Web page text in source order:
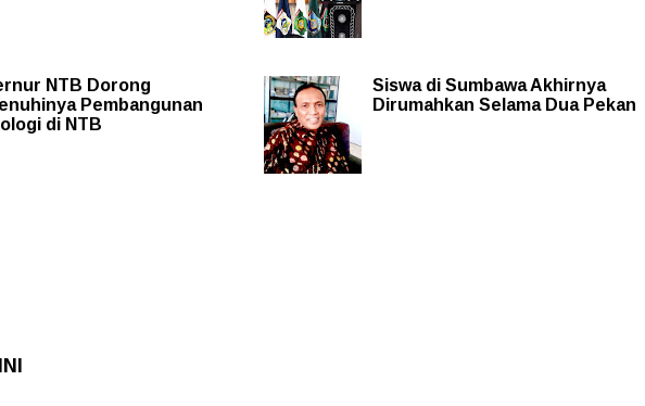
NTB Dorong
Pembangunan
di NTB
Siswa di Sumbawa Akhirnya
Dirumahkan Selama Dua Pekan